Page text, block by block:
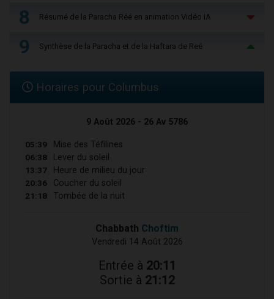
8 Résumé de la Paracha Réé en animation Vidéo IA
9 Synthèse de la Paracha et de la Haftara de Reé
Horaires pour Columbus
9 Août 2026 - 26 Av 5786
05:39 Mise des Téfilines
06:38 Lever du soleil
13:37 Heure de milieu du jour
20:36 Coucher du soleil
21:18 Tombée de la nuit
Chabbath Choftim
Vendredi 14 Août 2026
Entrée à 20:11
Sortie à 21:12